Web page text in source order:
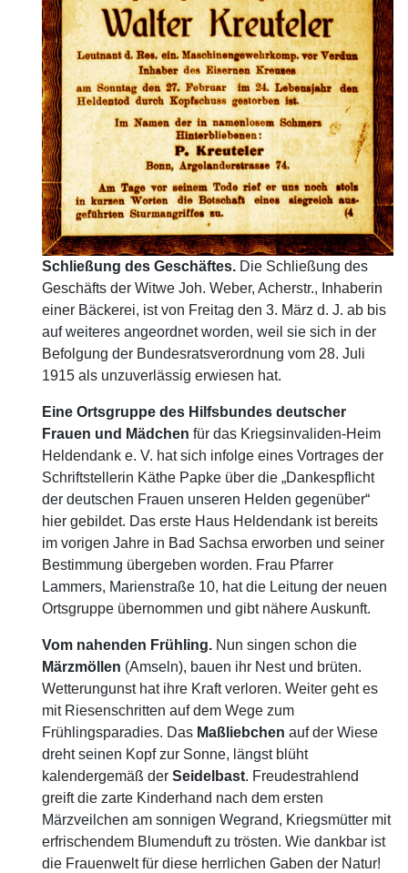
Schließung des Geschäftes. Die Schließung des
Geschäfts der Witwe Joh. Weber, Acherstr., Inhaberin
einer Bäckerei, ist von Freitag den 3. März d. J. ab bis
auf weiteres angeordnet worden, weil sie sich in der
Befolgung der Bundesratsverordnung vom 28. Juli
1915 als unzuverlässig erwiesen hat.
Eine Ortsgruppe des Hilfsbundes deutscher
Frauen und Mädchen für das Kriegsinvaliden-Heim
Heldendank e. V. hat sich infolge eines Vortrages der
Schriftstellerin Käthe Papke über die „Dankespflicht
der deutschen Frauen unseren Helden gegenüber“
hier gebildet. Das erste Haus Heldendank ist bereits
im vorigen Jahre in Bad Sachsa erworben und seiner
Bestimmung übergeben worden. Frau Pfarrer
Lammers, Marienstraße 10, hat die Leitung der neuen
Ortsgruppe übernommen und gibt nähere Auskunft.
Vom nahenden Frühling. Nun singen schon die
Märzmöllen (Amseln), bauen ihr Nest und brüten.
Wetterungunst hat ihre Kraft verloren. Weiter geht es
mit Riesenschritten auf dem Wege zum
Frühlingsparadies. Das Maßliebchen auf der Wiese
dreht seinen Kopf zur Sonne, längst blüht
kalendergemäß der Seidelbast. Freudestrahlend
greift die zarte Kinderhand nach dem ersten
Märzveilchen am sonnigen Wegrand, Kriegsmütter mit
erfrischendem Blumenduft zu trösten. Wie dankbar ist
die Frauenwelt für diese herrlichen Gaben der Natur!